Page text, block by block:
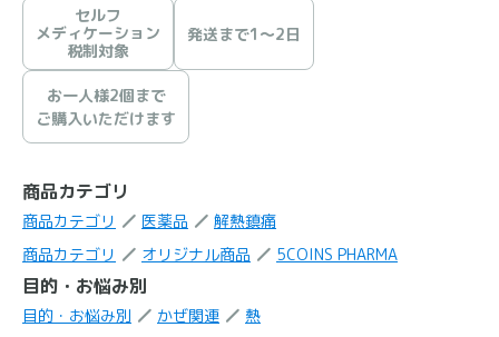
セルフ
メディケーション
税制対象
発送まで1〜2日
お一人様2個まで
ご購入いただけます
商品カテゴリ
商品カテゴリ 医薬品
解熱鎮痛
商品カテゴリ
オリジナル商品 5COINS PHARMA
目的・お悩み別
目的・お悩み別 かぜ関連
熱